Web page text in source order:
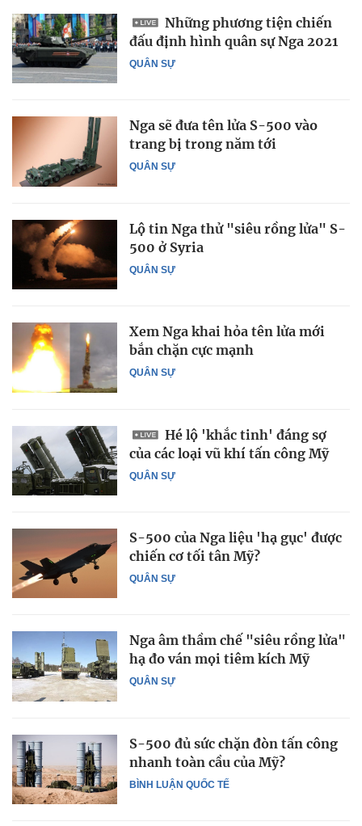
QUÂN SỰ
Những phương tiện chiến
đấu định hình quân sự Nga 2021
QUÂN SỰ
Nga sẽ đưa tên lửa S-500 vào
trang bị trong năm tới
QUÂN SỰ
Lộ tin Nga thử "siêu rồng lửa" S-
500 ở Syria
QUÂN SỰ
Xem Nga khai hỏa tên lửa mới
bắn chặn cực mạnh
QUÂN SỰ
Hé lộ 'khắc tinh' đáng sợ
của các loại vũ khí tấn công Mỹ
QUÂN SỰ
S-500 của Nga liệu 'hạ gục' được
chiến cơ tối tân Mỹ?
QUÂN SỰ
Nga âm thầm chế "siêu rồng lửa"
hạ đo ván mọi tiêm kích Mỹ
BÌNH LUẬN QUỐC TẾ
S-500 đủ sức chặn đòn tấn công
nhanh toàn cầu của Mỹ?